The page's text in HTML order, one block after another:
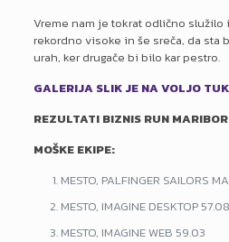
Vreme nam je tokrat odlično
rekordno visoke in še sreča, da sta
urah, ker drugače bi bilo kar pestro.
GALERIJA SLIK JE NA VOLJO
REZULTATI BIZNIS RUN
MOŠKE EKIPE:
MESTO, PALFINGER SAILORS
MESTO, IMAGINE DESKTOP 57.08
MESTO, IMAGINE WEB 59.03